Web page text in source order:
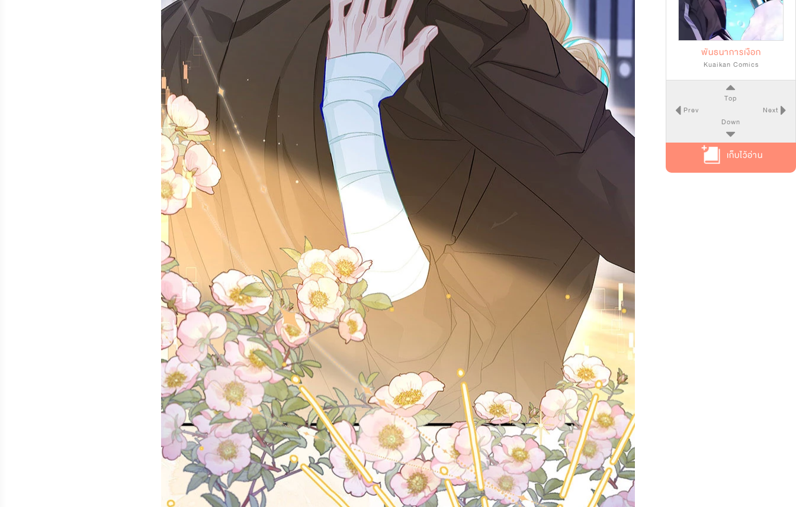
พันธนาการเงือก
Kuaikan Comics
Top
Prev
Next
Down
เก็บไว้อ่าน